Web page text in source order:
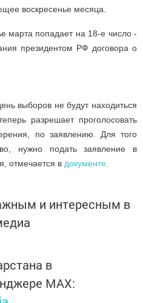
воскресенье месяца.
марта попадает на 18-е число -
президентом РФ договора о
выборов не будут находиться
разрешает проголосовать
по заявлению. Для того
нужно подать заявление в
отмечается в документе
и интересным в
в
MАХ: